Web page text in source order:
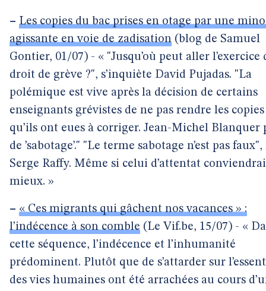
– Les copies du bac prises en otage par une
agissante en voie de zadisation (blog de Samuel
Gontier, 01/07) - « "Jusqu’où peut aller l’exercice
droit de grève ?", s’inquiète David Pujadas. "La
polémique est vive après la décision de certains
enseignants grévistes de ne pas rendre les
qu’ils ont eues à corriger. Jean-Michel Blanquer
de ’sabotage’." "Le terme sabotage n’est pas
Serge Raffy. Même si celui d’attentat
mieux. »
– « Ces migrants qui gâchent nos vacances » :
l’indécence à son comble (Le Vif.be, 15/07) - «
cette séquence, l’indécence et l’inhumanité
prédominent. Plutôt que de s’attarder sur
des vies humaines ont été arrachées au cours